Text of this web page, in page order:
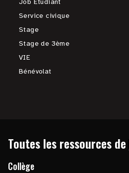
Job Étudiant
Service civique
Stage
Stage de 3ème
VIE
Bénévolat
Toutes les ressources de
Collège